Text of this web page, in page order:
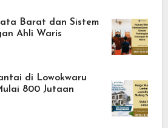
Barat dan Sistem
Ahli Waris
di Lowokwaru
800 Jutaan